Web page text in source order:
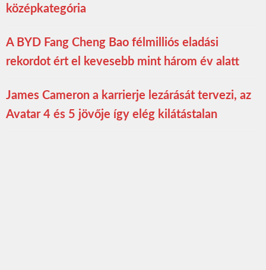
középkategória
A BYD Fang Cheng Bao félmilliós eladási
rekordot ért el kevesebb mint három év alatt
James Cameron a karrierje lezárását tervezi, az
Avatar 4 és 5 jövője így elég kilátástalan